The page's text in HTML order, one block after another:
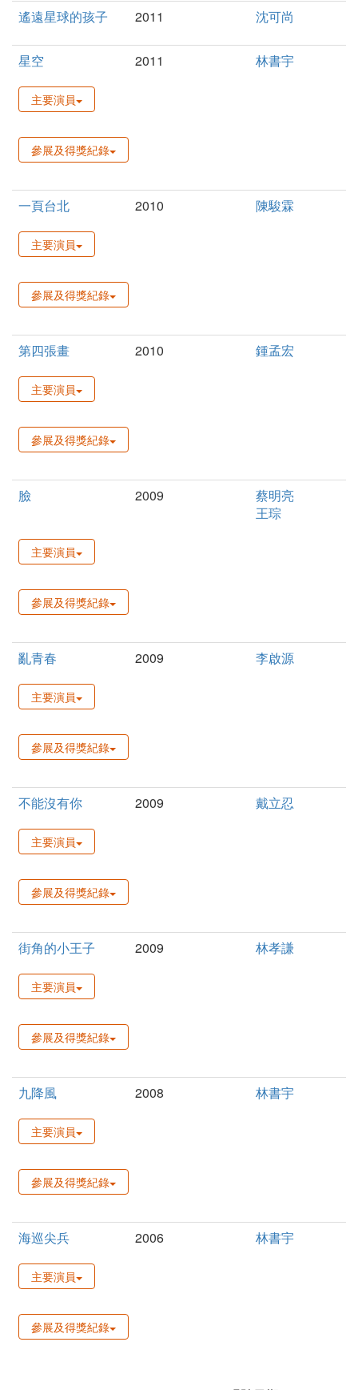
遙遠星球的孩子 2011 沈可尚
星空 2011 林書宇
主要演員
參展及得獎紀錄
一頁台北 2010 陳駿霖
主要演員
參展及得獎紀錄
第四張畫 2010 鍾孟宏
主要演員
參展及得獎紀錄
臉 2009
蔡明亮
王琮
主要演員
參展及得獎紀錄
亂青春 2009 李啟源
主要演員
參展及得獎紀錄
不能沒有你 2009 戴立忍
主要演員
參展及得獎紀錄
街角的小王子 2009 林孝謙
主要演員
參展及得獎紀錄
九降風 2008 林書宇
主要演員
參展及得獎紀錄
海巡尖兵 2006 林書宇
主要演員
參展及得獎紀錄